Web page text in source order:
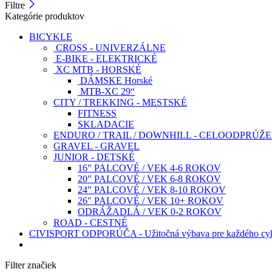
Filtre
Kategórie produktov
BICYKLE
CROSS - UNIVERZÁLNE
E-BIKE - ELEKTRICKÉ
XC MTB - HORSKÉ
DÁMSKE Horské
MTB-XC 29“
CITY / TREKKING - MESTSKÉ
FITNESS
SKLADACIE
ENDURO / TRAIL / DOWNHILL -
GRAVEL - GRAVEL
JUNIOR - DETSKÉ
16" PALCOVÉ / VEK 4-6 ROKOV
20" PALCOVÉ / VEK 6-8 ROKOV
24" PALCOVÉ / VEK 8-10 ROKOV
26" PALCOVÉ / VEK 10+ ROKOV
ODRÁŽADLÁ / VEK 0-2 ROKOV
ROAD - CESTNÉ
CIVISPORT ODPORÚČA - Užitočná výbava pre každého
Filter značiek